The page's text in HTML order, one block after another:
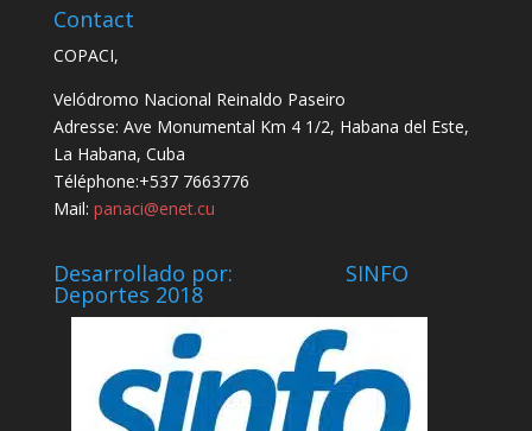
Contact
COPACI,
Velódromo Nacional Reinaldo Paseiro
Adresse: Ave Monumental Km 4 1/2, Habana del Este,
La Habana, Cuba
Téléphone:+537 7663776
Mail: panaci@enet.cu
Desarrollado por: SINFO
Deportes 2018